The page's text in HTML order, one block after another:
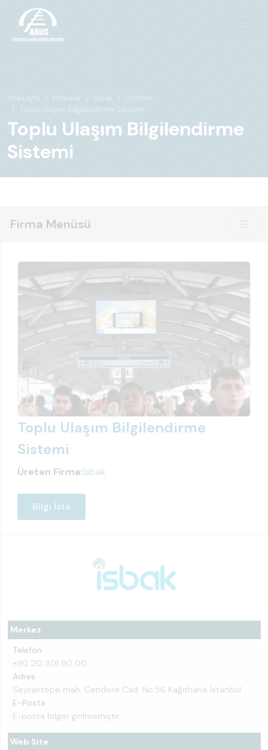
Anasayfa Firmalar İsbak
Ürünler
Toplu Ulaşım Bilgilendirme Sistemi
Toplu Ulaşım Bilgilendirme
Sistemi
Firma Menüsü
Merkez
Telefon
+90 212 301 90 00
Adres
Seyrantepe mah. Cendere Cad. No:56 Kağıthane İstanbul
E-Posta
E-posta bilgisi girilmemiştir.
Web Site
Toplu Ulaşım Bilgilendirme
Sistemi
Üreten Firma:İsbak
Bilgi İste